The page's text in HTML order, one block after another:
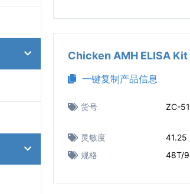
Chicken AMH ELISA Kit
一键复制产品信息
货号 ZC-
灵敏度
41.25
规格
48T/